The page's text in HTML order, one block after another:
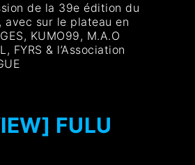
de la 39e édition du
avec sur le plateau en
KUMO99, M.A.O
FYRS & l’Association
FULU